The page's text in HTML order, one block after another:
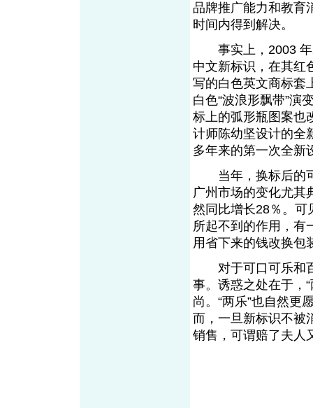
品牌推广能力和教育
时间内得到解决。
事实上，2003 年2
中文新标识，在其红
写的白色英文商标套
白色“波浪形飘带”演
标上的弧形瓶图案也
计师陈幼坚设计的全
多年来的第一次全新
当年，换标后的可
广州市场的变化尤其
然同比增长28％。可
所起不到的作用，有
用省下来的钱改换包
对于可口可乐和百
事。诱惑之处在于，
尚。“两乐”也自然更
而，一旦新标识不被
销售，可谓赔了夫人